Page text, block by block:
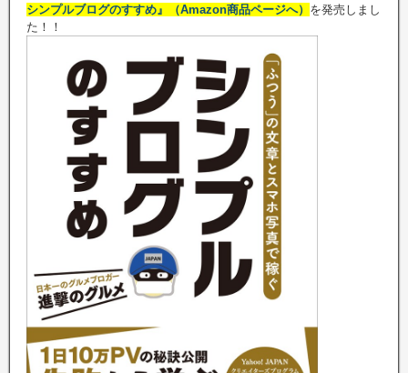
シンプルブログのすすめ』（Amazon商品ページへ） を発売しまし
た！！